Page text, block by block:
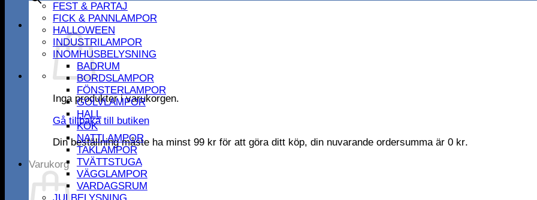
Inga produkter i varukorgen.
Gå tillbaka till butiken
Din beställning måste ha minst 99 kr för att göra ditt köp, din nuvarande ordersumma är 0 kr.
Varukorg
FEST & PARTAJ
FICK & PANNLAMPOR
HALLOWEEN
INDUSTRILAMPOR
INOMHUSBELYSNING
BADRUM
BORDSLAMPOR
FÖNSTERLAMPOR
GOLVLAMPOR
HALL
KÖK
NATTLAMPOR
TAKLAMPOR
TVÄTTSTUGA
VÄGGLAMPOR
VARDAGSRUM